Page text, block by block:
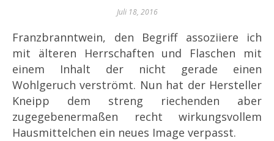
Juli 18, 2016
Franzbranntwein, den Begriff assoziiere ich
mit älteren Herrschaften und Flaschen mit
einem Inhalt der nicht gerade einen
Wohlgeruch verströmt. Nun hat der Hersteller
Kneipp dem streng riechenden aber
zugegebenermaßen recht wirkungsvollem
Hausmittelchen ein neues Image verpasst.